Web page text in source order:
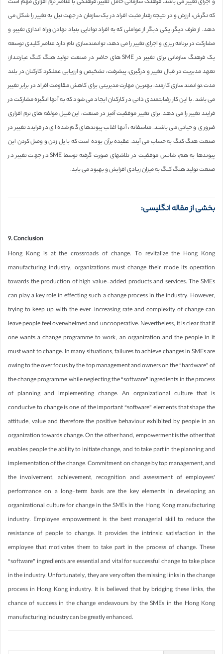
و اجرای تغییر می باشد. فرهنگ سازمانی حامل تغییر، فرهنگی با عناصر نرم افزاری مهم است
که نگرش، ارزش و در نتیجه رفتار مثبت افراد در یک سازمان در جهت نیل به تغییر را شکل می
دهد. از طرف دیگر، یکی دیگر از عواملی که به افراد توانایی بنیاد نهادن وراه اندازی تغییر، و
مشارکت در برنامه ریزی و اجرای تغییر را می دهد، توانمندسازی نام دارد.عناصر کلیدی توسعه
یک فرهنگ سازمانی برای تغییر در SME های حاضر در صنعت تولید هنگ کنگ عبارتنداز:
تعهد مدیریت در قبال تغییر و درگیری، پیشرفت، تشخیص و ارزیابی عملکرد کارکنان در بلند
مدت.توانمند سازی کارمند، بهترین مهارت مدیریتی برای کاهش مقاومت افراد در برابر تغییر
می باشد. با این کار رضایتمندی ذاتی در کارکنان ایجاد می شود که به آنها انگیزه مشارکت در
فرایند تغییر را می دهد. برای تغییر موفقیت آمیز در صنعت، این قبیل مولفه های نرم افزاری
ضروری و حیاتی می باشند. متاسفانه، آنها اغلب پیوندهای گم شده ای در فرایند تغییر در
صنعت هنگ کنگ به حساب می آیند. عقیده برآن بوده است که با پل زدن و وصل کردن این
پیوندها به هم، شانس موفقیت در تلاشهای صورت گرفته توسط SME در جهت تغییر در
صنعت تولید هنگ کنگ به میزان زیادی افزایش و بهبود می یابد.
بخشی از مقاله انگلیسی:
9. Conclusion
Hong Kong is at the crossroads of change. To revitalize the Hong Kong
manufacturing industry, organizations must change their mode its operation
towards the production of high value-added products and services. The SMEs
can play a key role in effecting such a change process in the industry. However,
trying to keep up with the ever-increasing rate and complexity of change can
leave people feel overwhelmed and uncooperative. Nevertheless, it is clear that if
one wants a change programme to work, an organization and the people in it
must want to change. In many situations, failures to achieve changes in SMEs are
owing to the over focus by the top management and owners on the “hardware” of
the change programme while neglecting the “software” ingredients in the process
of planning and implementing change. An organizational culture that is
conducive to change is one of the important “software” elements that shape the
attitude, value and therefore the positive behaviour exhibited by people in an
organization towards change. On the other hand, empowerment is the other that
enables people the ability to initiate change, and to take part in the planning and
implementation of the change. Commitment on change by top management, and
the involvement, achievement, recognition and assessment of employees’
performance on a long-term basis are the key elements in developing an
organizational culture for change in the SMEs in the Hong Kong manufacturing
industry. Employee empowerment is the best managerial skill to reduce the
resistance of people to change. It provides the intrinsic satisfaction in the
employee that motivates them to take part in the process of change. These
“software” ingredients are essential and vital for successful change to take place
in the industry. Unfortunately, they are very often the missing links in the change
process in Hong Kong industry. It is believed that by bridging these links, the
chance of success in the change endeavours by the SMEs in the Hong Kong
manufacturing industry can be greatly enhanced.